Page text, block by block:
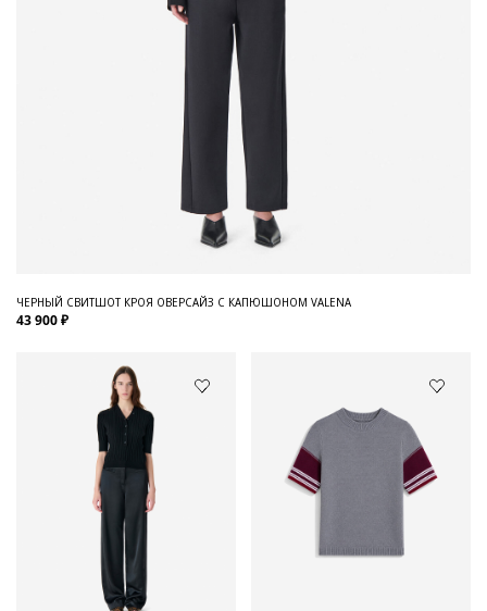
ЧЕРНЫЙ СВИТШОТ КРОЯ ОВЕРСАЙЗ С КАПЮШОНОМ VALENA
43 900 ₽